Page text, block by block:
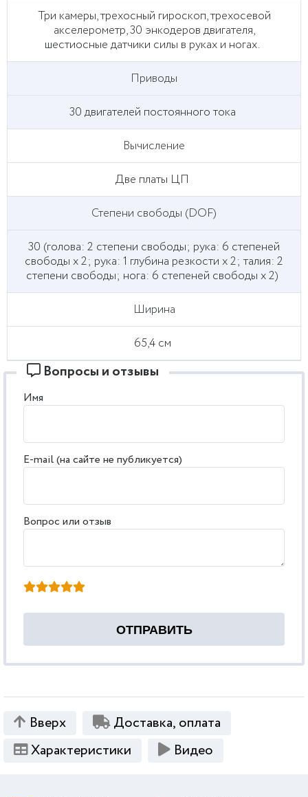
Три камеры, трехосный гироскоп, трехосевой
акселерометр, 30 энкодеров двигателя,
шестиосные датчики силы в руках и ногах.
Приводы
30 двигателей постоянного тока
Вычисление
Две платы ЦП
Степени свободы (DOF)
30 (голова: 2 степени свободы; рука: 6 степеней
свободы x 2; рука: 1 глубина резкости x 2; талия: 2
степени свободы; нога: 6 степеней свободы x 2)
Ширина
65,4 см
Вопросы и отзывы
Имя
E-mail (на сайте не публикуется)
Вопрос или отзыв
Вверх
Доставка, оплата
Характеристики
Видео